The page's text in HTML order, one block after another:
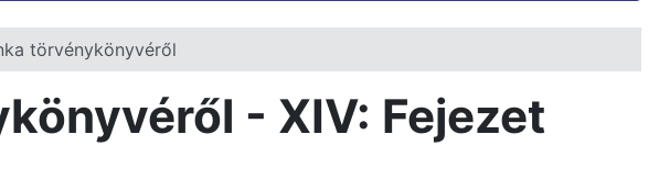
törvénykönyvéről
- XIV: Fejezet